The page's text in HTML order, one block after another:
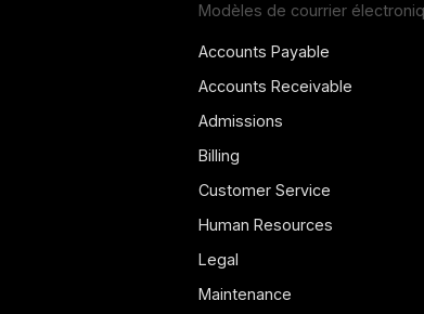
Modèles de courrier
Accounts Payable
Accounts Receivable
Admissions
Billing
Customer Service
Human Resources
Legal
Maintenance